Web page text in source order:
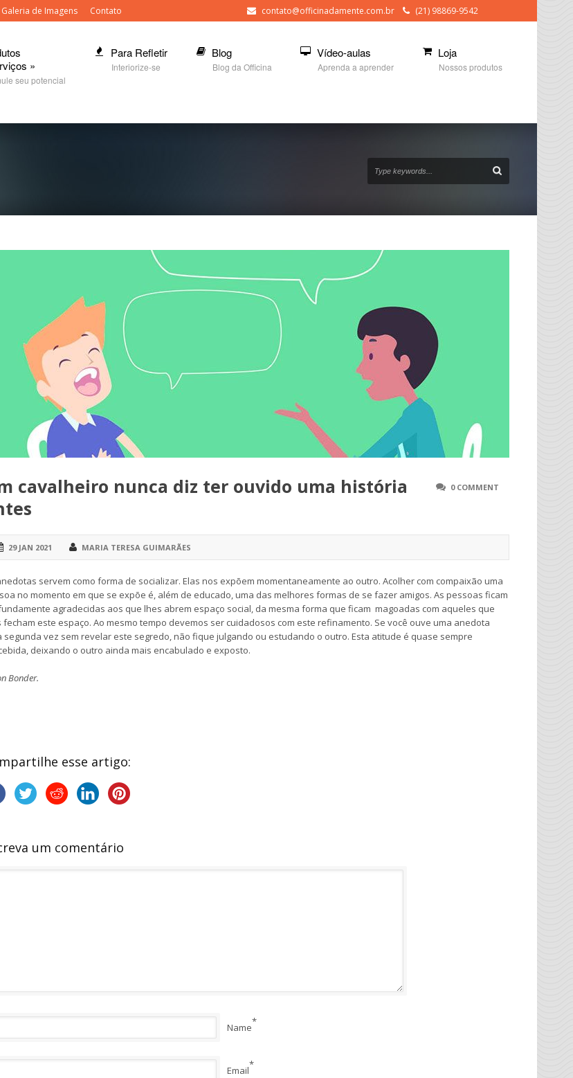
Galeria de Imagens Contato contato@officinadamente.com.br (21) 98869-9542
»
seu potencial
Para Refletir
Interiorize-se
Blog
Blog da Officina
Vídeo-aulas
Aprenda a aprender
Loja
Nossos produtos
0 COMMENT
cavalheiro nunca diz ter ouvido uma história
29 JAN 2021 MARIA TERESA GUIMARÃES
servem como forma de socializar. Elas nos expõem momentaneamente ao outro. Acolher com compaixão uma
no momento em que se expõe é, além de educado, uma das melhores formas de se fazer amigos. As pessoas ficam
agradecidas aos que lhes abrem espaço social, da mesma forma que ficam magoadas com aqueles que
fecham este espaço. Ao mesmo tempo devemos ser cuidadosos com este refinamento. Se você ouve uma anedota
segunda vez sem revelar este segredo, não fique julgando ou estudando o outro. Esta atitude é quase sempre
deixando o outro ainda mais encabulado e exposto.
Bonder.
esse artigo:
um comentário
Name*
Email*